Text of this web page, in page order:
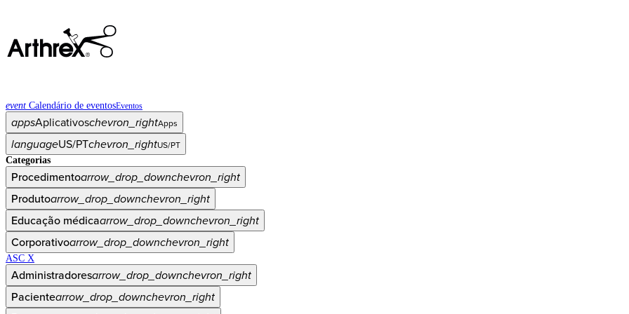
event Calendário de eventosEventos
appsAplicativoschevron_rightApps
languageUS/PTchevron_rightUS/PT
Categorias
Procedimentoarrow_drop_downchevron_right
Produtoarrow_drop_downchevron_right
Educação médicaarrow_drop_downchevron_right
Corporativoarrow_drop_downchevron_right
ASC X
Administradoresarrow_drop_downchevron_right
Pacientearrow_drop_downchevron_right